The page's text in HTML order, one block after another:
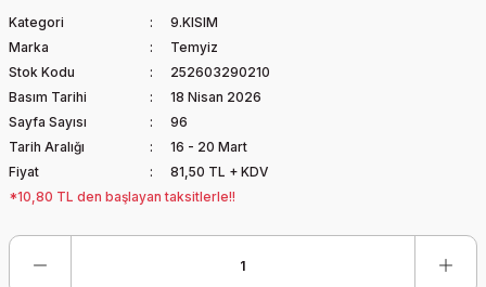
Kategori
9.KISIM
Marka
Temyiz
Stok Kodu
252603290210
Basım Tarihi
18 Nisan 2026
Sayfa Sayısı
96
Tarih Aralığı
16 - 20 Mart
Fiyat
81,50 TL + KDV
*10,80 TL den başlayan taksitlerle!!